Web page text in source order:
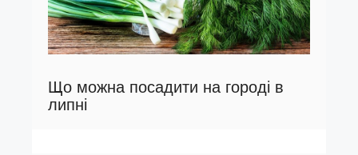
Що можна посадити на городі в
липні